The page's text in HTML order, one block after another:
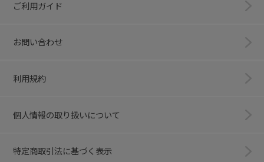
ご利用ガイド
お問い合わせ
利用規約
個人情報の取り扱いについて
特定商取引法に基づく表示